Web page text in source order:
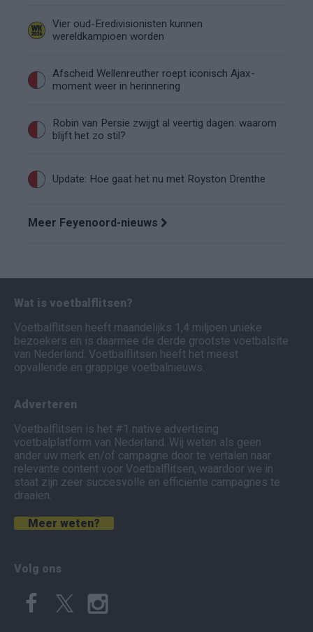
Vier oud-Eredivisionisten kunnen
wereldkampioen worden
Afscheid Wellenreuther roept iconisch Ajax-
moment weer in herinnering
Robin van Persie zwijgt al veertig dagen: waarom
blijft het zo stil?
Update: Hoe gaat het nu met Royston Drenthe
Meer Feyenoord-nieuws
Wat is voetbalflitsen?
Voetbalflitsen heeft maandelijks 1,4 miljoen unieke
bezoekers en is daarmee de derde grootste voetbalsite
van Nederland. Voetbalflitsen heeft het meest
opvallende en grappige voetbalnieuws.
Adverteren
Voetbalflitsen is het #1 native advertising
voetbalplatform van Nederland. Wij weten als geen
ander uw merk en/of campagne door te vertalen naar
relevante content voor Voetbalflitsen, waardoor we in
staat zijn zeer succesvolle en efficiënte campagnes te
draaien.
Meer weten?
Volg ons